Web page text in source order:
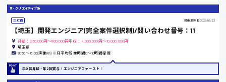
安芸郡
IT・クリエイティブ系
正社員 掲載更新日 2026/06/23
【埼玉】開発エンジニア(完全案件選択制)/問い合わせ番号：11
月給：230,000円～800,000円年収：4,000,000円～10,000,000円
埼玉県
9:30〜18:30(実働8h) ※月平均残業時間0〜10時間程度
年2回昇給・年2回賞与！エンジニアファースト！